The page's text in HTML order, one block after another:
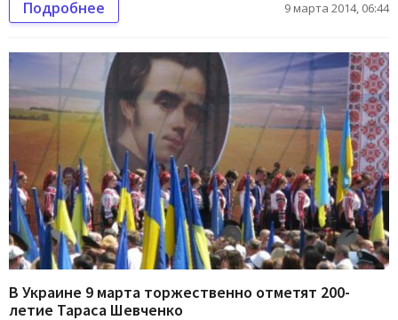
Подробнее 9 марта 2014, 06:44
В Украине 9 марта торжественно отметят 200-
летие Тараса Шевченко